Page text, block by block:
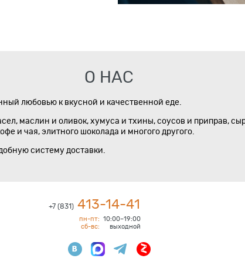
О НАС
любовью к вкусной и качественной еде.
маслин и оливок, хумуса и тхины, соусов и приправ,
и чая, элитного шоколада и многого другого.
систему доставки.
+7 (831) 413-14-41
пн-пт:
10:00–19:00
сб-вс:
выходной